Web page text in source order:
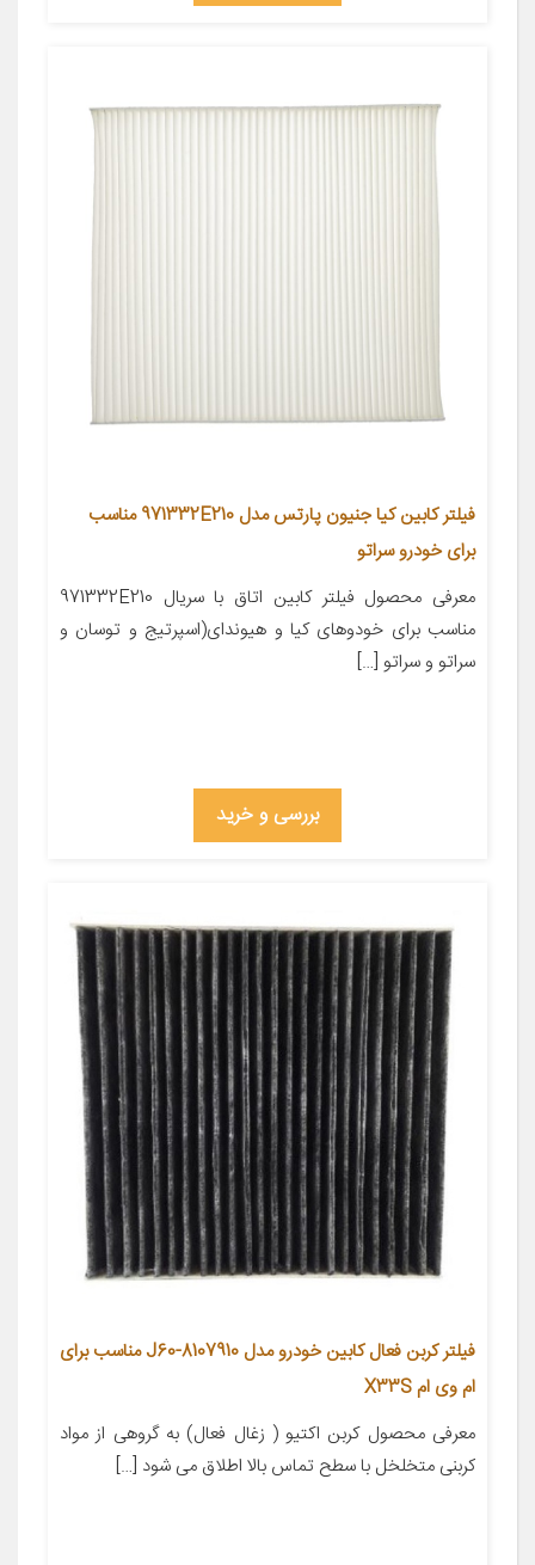
فیلتر کابین کیا جنیون پارتس مدل 971332E210 مناسب
برای خودرو سراتو
معرفی محصول فیلتر کابین اتاق با سریال 971332E210
مناسب برای خودوهای کیا و هیوندای(اسپرتیج و توسان و
سراتو و سراتو […]
بررسی و خرید
فیلتر کربن فعال کابین خودرو مدل J60-8107910 مناسب برای
ام وی ام X33S
معرفی محصول کربن اکتیو ( زغال فعال) به گروهی از مواد
کربنی متخلخل با سطح تماس بالا اطلاق می شود […]